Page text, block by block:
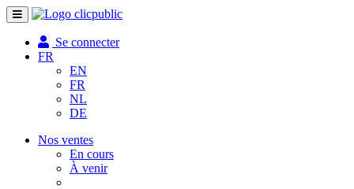
Toggle
navigation
Se connecter
FR
EN
FR
NL
DE
Nos ventes
En cours
À venir